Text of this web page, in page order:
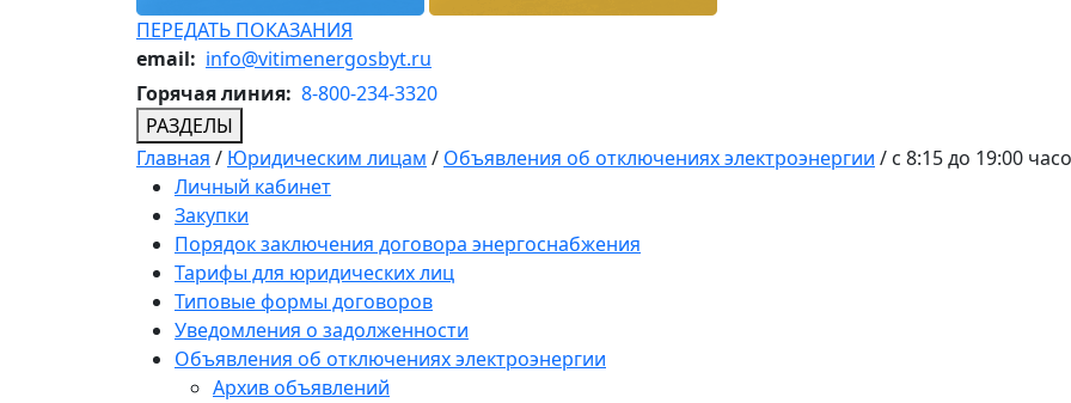
ПЕРЕДАТЬ ПОКАЗАНИЯ
email: info@vitimenergosbyt.ru
Горячая линия: 8-800-234-3320
РАЗДЕЛЫ
Главная / Юридическим лицам / Объявления об отключениях электроэнергии / с 8:15 до 19:00
Личный кабинет
Закупки
Порядок заключения договора энергоснабжения
Тарифы для юридических лиц
Типовые формы договоров
Уведомления о задолженности
Объявления об отключениях электроэнергии
Архив объявлений